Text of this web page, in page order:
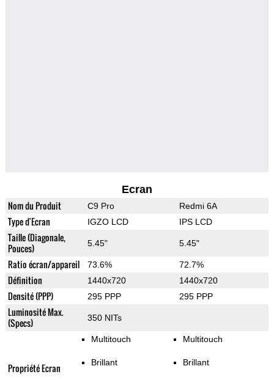
Ecran
Nom du Produit C9 Pro Redmi 6A
Type d'Ecran IGZO LCD IPS LCD
Taille (Diagonale,
Pouces)
5.45" 5.45"
Ratio écran/appareil 73.6% 72.7%
Définition 1440x720 1440x720
Densité (PPP) 295 PPP 295 PPP
Luminosité Max.
(Specs)
350 NITs
Propriété Ecran
Multitouch
Brillant
Multitouch
Brillant